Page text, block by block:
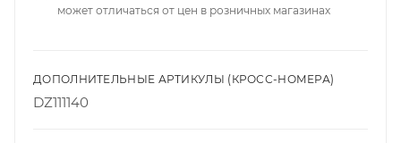
может отличаться от цен в розничных магазинах
ДОПОЛНИТЕЛЬНЫЕ АРТИКУЛЫ (КРОСС-НОМЕРА)
DZ111140